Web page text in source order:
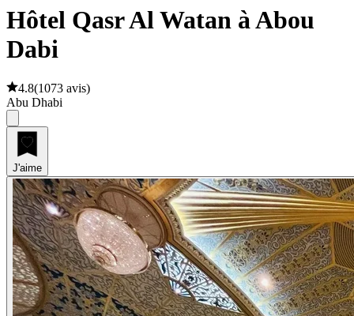
Hôtel Qasr Al Watan à Abou
Dabi
4.8(1073 avis)
Abu Dhabi
J'aime